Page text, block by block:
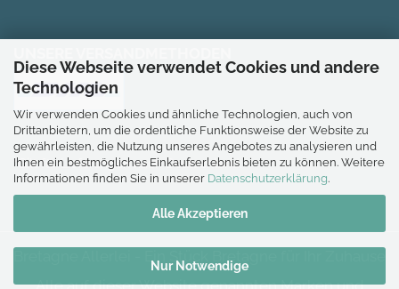
Diese Webseite verwendet Cookies und andere
Technologien
Wir verwenden Cookies und ähnliche Technologien, auch von
Drittanbietern, um die ordentliche Funktionsweise der Website zu
gewährleisten, die Nutzung unseres Angebotes zu analysieren und
Ihnen ein bestmögliches Einkaufserlebnis bieten zu können. Weitere
Informationen finden Sie in unserer Datenschutzerklärung.
Alle Akzeptieren
Nur Notwendige
*Gilt für Lieferungen nach Deutschland.
Alle auf dieser Website genannten Marken und